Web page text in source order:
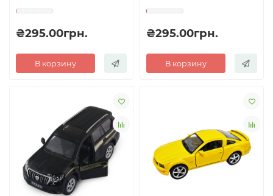
₴295.00грн.
В корзину
₴295.00грн.
В корзину